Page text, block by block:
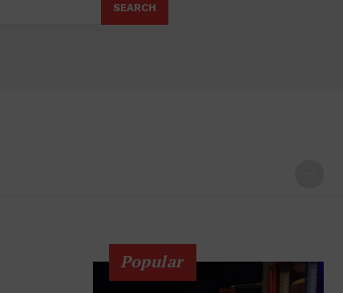
SEARCH
Popular